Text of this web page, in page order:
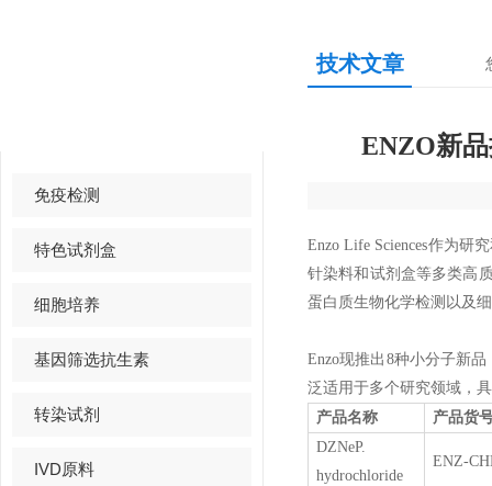
免疫检测
特色试剂盒
细胞培养
基因筛选抗生素
转染试剂
IVD原料
技术文章
ENZO新
Enzo Life Sciences作为研
针染料和试剂盒等多类高
蛋白质生物化学检测以及
Enzo现推出8种小分子新
泛适用于多个研究领域，
产品名称
产品货
DZNeP.
hydrochloride
ENZ-